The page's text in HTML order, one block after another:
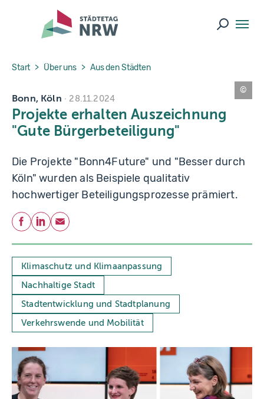
Skip to main navigation
Skip to main content
Skip to page footer
Suche
You are here:
Start Über uns Aus den Städten
Bonn, Köln 28.11.2024
Projekte erhalten Auszeichnung
"Gute Bürgerbeteiligung"
Die Projekte "Bonn4Future" und "Besser durch
Köln" wurden als Beispiele qualitativ
hochwertiger Beteiligungsprozesse prämiert.
Teilen
Facebook
LinkedIn
E-Mail
Klimaschutz und Klimaanpassung
Nachhaltige Stadt
Stadtentwicklung und Stadtplanung
Verkehrswende und Mobilität
K
n
z
g